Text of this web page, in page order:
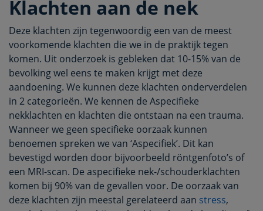
Klachten aan de nek
Deze klachten zijn tegenwoordig een van de meest
voorkomende klachten die we in de praktijk tegen
komen. Uit onderzoek is gebleken dat 10-15% van de
bevolking wel eens te maken krijgt met deze
aandoening. We kunnen deze klachten onderverdelen
in 2 categorieën. We kennen de Aspecifieke
nekklachten en klachten die ontstaan na een trauma.
Wanneer we geen specifieke oorzaak kunnen
benoemen spreken we van ‘Aspecifiek’. Dit kan
bevestigd worden door bijvoorbeeld röntgenfoto’s of
een MRI-scan. De aspecifieke nek-/schouderklachten
komen bij 90% van de gevallen voor. De oorzaak van
deze klachten zijn meestal gerelateerd aan stress,